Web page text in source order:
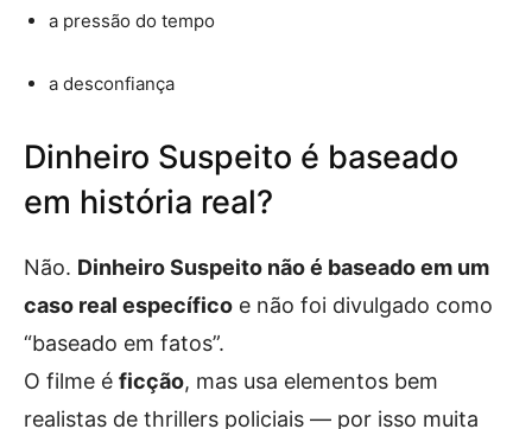
a pressão do tempo
a desconfiança
Dinheiro Suspeito é baseado
em história real?
Não. Dinheiro Suspeito não é baseado em um
caso real específico e não foi divulgado como
“baseado em fatos”.
O filme é ficção, mas usa elementos bem
realistas de thrillers policiais — por isso muita